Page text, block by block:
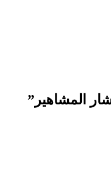
المشاهير ”